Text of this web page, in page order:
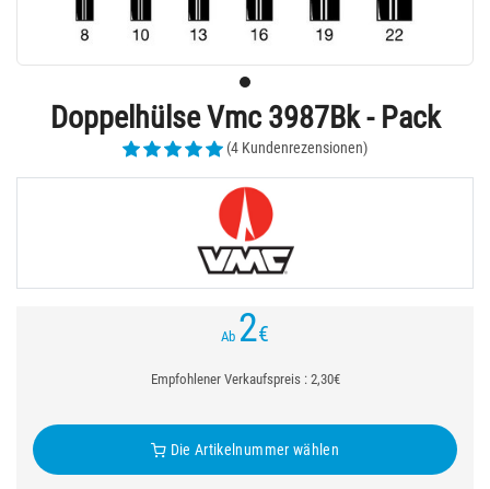
Doppelhülse Vmc 3987Bk - Pack
(4 Kundenrezensionen)
Ab 2€
Empfohlener Verkaufspreis : 2,30€
Die Artikelnummer wählen